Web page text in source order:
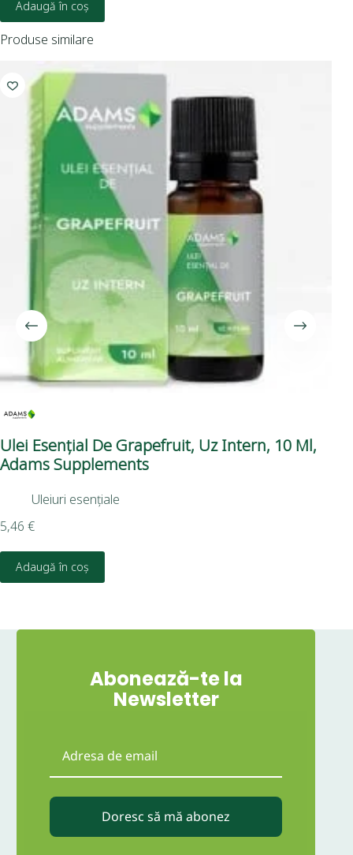
Adaugă în coș
Produse similare
Ulei Esențial De Grapefruit, Uz Intern, 10 Ml,
Adams Supplements
Uleiuri esențiale
5,46 €
Adaugă în coș
Abonează-te la
Newsletter
Doresc să mă abonez